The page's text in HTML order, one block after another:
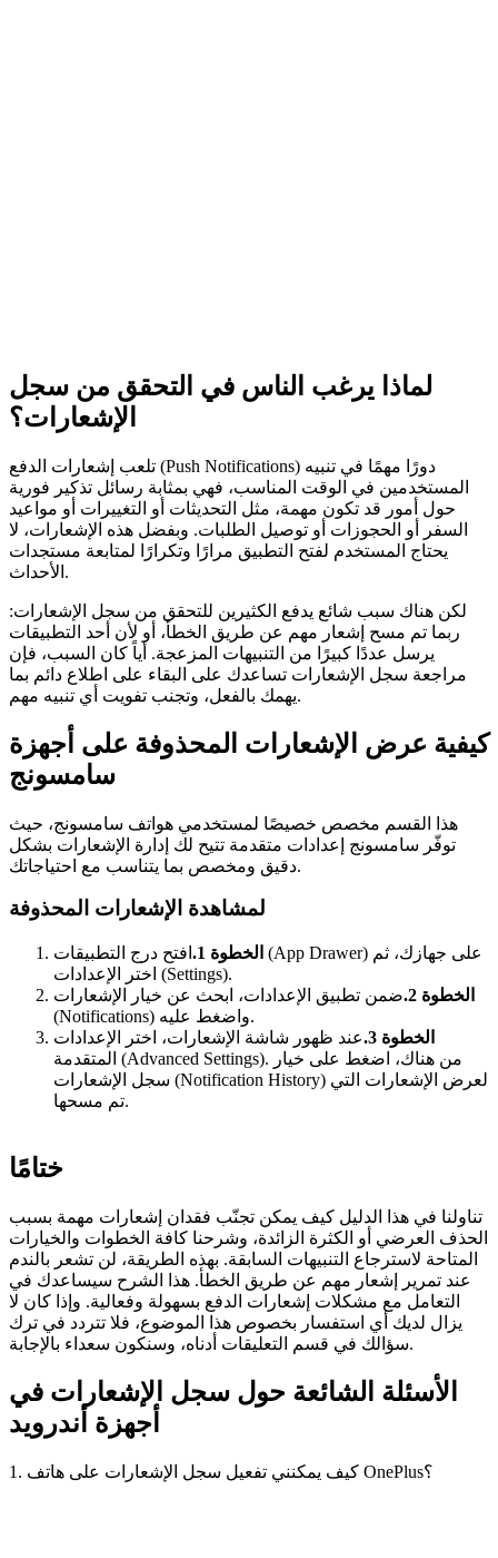
لماذا يرغب الناس في التحقق من سجل
الإشعارات؟
تلعب إشعارات الدفع (Push Notifications) دورًا مهمًا في تنبيه
المستخدمين في الوقت المناسب، فهي بمثابة رسائل تذكير فورية
حول أمور قد تكون مهمة، مثل التحديثات أو التغييرات أو مواعيد
السفر أو الحجوزات أو توصيل الطلبات. وبفضل هذه الإشعارات، لا
يحتاج المستخدم لفتح التطبيق مرارًا وتكرارًا لمتابعة مستجدات
الأحداث.
لكن هناك سبب شائع يدفع الكثيرين للتحقق من سجل الإشعارات:
ربما تم مسح إشعار مهم عن طريق الخطأ، أو لأن أحد التطبيقات
يرسل عددًا كبيرًا من التنبيهات المزعجة. أياً كان السبب، فإن
مراجعة سجل الإشعارات تساعدك على البقاء على اطلاع دائم بما
يهمك بالفعل، وتجنب تفويت أي تنبيه مهم.
كيفية عرض الإشعارات المحذوفة على أجهزة
سامسونج
هذا القسم مخصص خصيصًا لمستخدمي هواتف سامسونج، حيث
توفّر سامسونج إعدادات متقدمة تتيح لك إدارة الإشعارات بشكل
دقيق ومخصص بما يتناسب مع احتياجاتك.
لمشاهدة الإشعارات المحذوفة
الخطوة 1.
افتح درج التطبيقات (App Drawer) على جهازك، ثم
اختر الإعدادات (Settings).
الخطوة 2.
ضمن تطبيق الإعدادات، ابحث عن خيار الإشعارات
(Notifications) واضغط عليه.
الخطوة 3.
عند ظهور شاشة الإشعارات، اختر الإعدادات
المتقدمة (Advanced Settings). من هناك، اضغط على خيار
سجل الإشعارات (Notification History) لعرض الإشعارات التي
تم مسحها.
ختامًا
تناولنا في هذا الدليل كيف يمكن تجنّب فقدان إشعارات مهمة بسبب
الحذف العرضي أو الكثرة الزائدة، وشرحنا كافة الخطوات والخيارات
المتاحة لاسترجاع التنبيهات السابقة. بهذه الطريقة، لن تشعر بالندم
عند تمرير إشعار مهم عن طريق الخطأ. هذا الشرح سيساعدك في
التعامل مع مشكلات إشعارات الدفع بسهولة وفعالية. وإذا كان لا
يزال لديك أي استفسار بخصوص هذا الموضوع، فلا تتردد في ترك
سؤالك في قسم التعليقات أدناه، وسنكون سعداء بالإجابة.
الأسئلة الشائعة حول سجل الإشعارات في
أجهزة أندرويد
1. كيف يمكنني تفعيل سجل الإشعارات على هاتف OnePlus؟